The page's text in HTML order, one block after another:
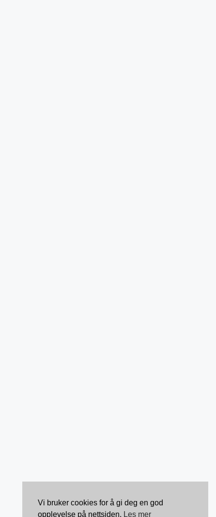
Vi bruker cookies for å gi deg en god
opplevelse på nettsiden. Les mer